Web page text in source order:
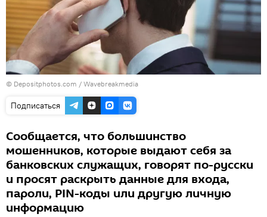
© Depositphotos.com / Wavebreakmedia
Подписаться
Сообщается, что большинство
мошенников, которые выдают себя за
банковских служащих, говорят по-русски
и просят раскрыть данные для входа,
пароли, PIN-коды или другую личную
информацию